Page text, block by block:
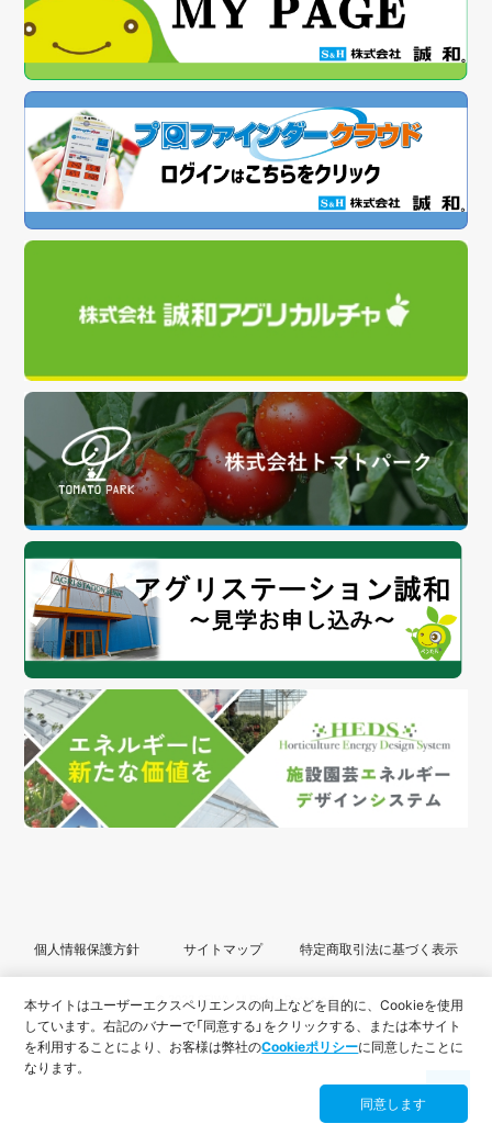
本サイトはユーザーエクスペリエンスの向上などを目的に、Cookieを使用
しています。右記のバナーで「同意する」をクリックする、または本サイト
を利用することにより、 お客様は弊社のCookieポリシーに同意したことに
なります。
同意します
個人情報保護方針 サイトマップ 特定商取引法に基づく表示
© 2022 SEIWA All Rights Reserved.